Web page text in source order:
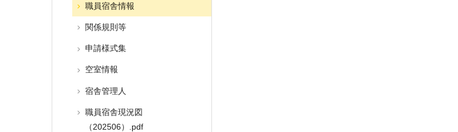
職員宿舎情報
関係規則等
申請様式集
空室情報
宿舎管理人
職員宿舎現況図
（202506）.pdf